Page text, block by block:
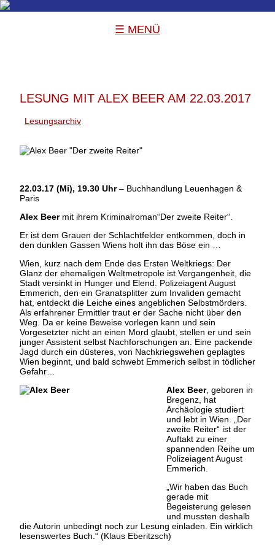
☰ MENÜ
LESUNG MIT ALEX BEER AM 22.03.2017
Lesungsarchiv
22.03.17 (Mi), 19.30 Uhr– Buchhandlung Leuenhagen &
Paris
Alex Beermit ihrem Kriminalroman“Der zweite Reiter“.
Er ist dem Grauen der Schlachtfelder entkommen, doch in
den dunklen Gassen Wiens holt ihn das Böse ein …
Wien, kurz nach dem Ende des Ersten Weltkriegs: Der
Glanz der ehemaligen Weltmetropole ist Vergangenheit, die
Stadt versinkt in Hunger und Elend. Polizeiagent August
Emmerich, den ein Granatsplitter zum Invaliden gemacht
hat, entdeckt die Leiche eines angeblichen Selbstmörders.
Als erfahrener Ermittler traut er der Sache nicht über den
Weg. Da er keine Beweise vorlegen kann und sein
Vorgesetzter nicht an einen Mord glaubt, stellen er und sein
junger Assistent selbst Nachforschungen an. Eine packende
Jagd durch ein düsteres, von Nachkriegswehen geplagtes
Wien beginnt, und bald schwebt Emmerich selbst in tödlicher
Gefahr…
Alex Beer, geboren in
Bregenz, hat
Archäologie studiert
und lebt in Wien. „Der
zweite Reiter“ ist der
Auftakt zu einer
spannenden Reihe um
Polizeiagent August
Emmerich.
„Wir haben das Buch
gerade mit
Begeisterung gelesen
und mussten deshalb
die Autorin unbedingt noch zur Lesung einladen. Ein wirklich
lesenswertes Buch.“ (Klaus Eberitzsch)